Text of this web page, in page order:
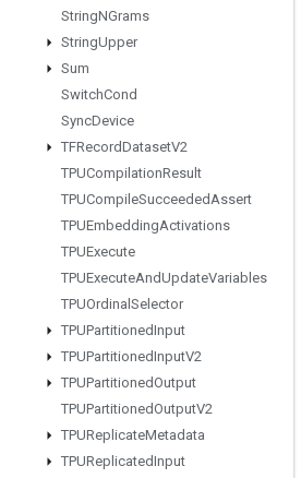
StringNGrams
StringUpper
Sum
SwitchCond
SyncDevice
TFRecordDatasetV2
TPUCompilationResult
TPUCompileSucceededAssert
TPUEmbeddingActivations
TPUExecute
TPUExecuteAndUpdateVariables
TPUOrdinal Selector
TPUPartitionedInput
TPUPartitionedInputV2
TPUPartitionedOutput
TPUPartitionedOutputV2
TPUReplicateMetadata
TPUReplicatedInput